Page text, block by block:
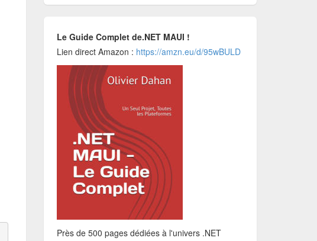
Le Guide Complet de.NET MAUI !
Lien direct Amazon : https://amzn.eu/d/95wBULD
Près de 500 pages dédiées à l'univers .NET